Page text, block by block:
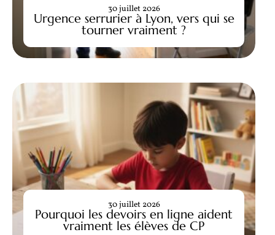
Urgence serrurier à Lyon, vers qui se
tourner vraiment ?
30 juillet 2026
Pourquoi les devoirs en ligne aident
vraiment les élèves de CP
30 juillet 2026